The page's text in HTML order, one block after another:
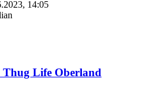
14:05
Life Oberland